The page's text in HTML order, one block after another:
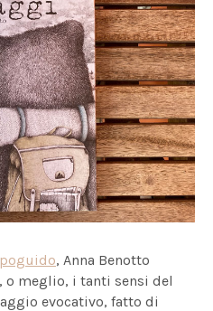
, Anna Benotto
o meglio, i tanti sensi del
evocativo, fatto di